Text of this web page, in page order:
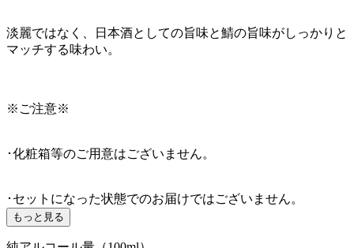
淡麗ではなく、日本酒としての旨味と鯖の旨味がしっかりと
マッチする味わい。
※ご注意※
･化粧箱等のご用意はございません。
･セットになった状態でのお届けではございません。
もっと見る